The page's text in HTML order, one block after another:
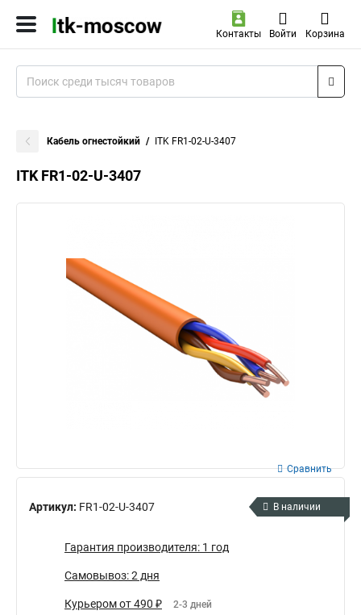
Контакты Войти Корзина
Кабель огнестойкий ITK FR1-02-U-3407
ITK FR1-02-U-3407
Артикул: FR1-02-U-3407
Сравнить
В наличии
Гарантия производителя: 1 год
Самовывоз: 2 дня
Курьером от 490 ₽ 2-3 дней